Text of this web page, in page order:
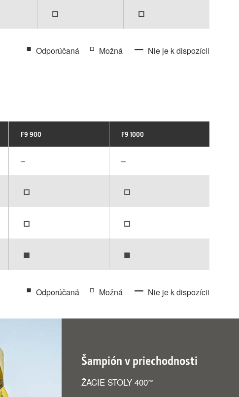
▫ ▫
▪ Odporúčaná ▫ Možná – Nie je k dispozícii
F9 900 F9 1000
– –
▫ ▫
▫ ▫
▪ ▪
▪ Odporúčaná ▫ Možná – Nie je k dispozícii
Šampión v priechodnosti
ŽACIE STOLY 400Pro